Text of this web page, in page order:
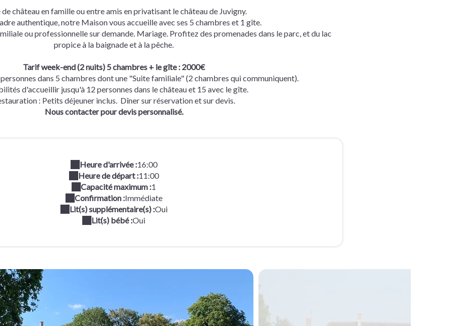
de château en famille ou entre amis en privatisant le château de Juvigny.
authentique, notre Maison vous accueille avec ses 5 chambres et 1 gîte.
ou professionnelle sur demande. Mariage. Profitez des promenades dans le parc, et du lac
propice à la baignade et à la pêche.
Tarif week-end (2 nuits) 5 chambres + le gîte : 2000€
dans 5 chambres dont une "Suite familiale" (2 chambres qui communiquent).
d'accueillir jusqu'à 12 personnes dans le château et 15 avec le gîte.
: Petits déjeuner inclus. Dîner sur réservation et sur devis.
Nous contacter pour devis personnalisé.
Heure d'arrivée :16:00
Heure de départ :11:00
Capacité maximum :1
Confirmation :Immédiate
Lit(s) supplémentaire(s) :Oui
Lit(s) bébé :Oui